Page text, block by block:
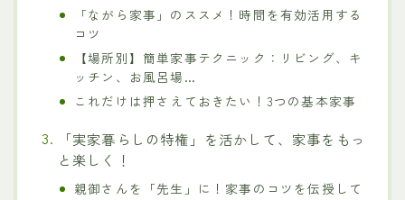
「ながら家事」のススメ！時間を有効活用する
コツ
【場所別】簡単家事テクニック：リビング、キ
ッチン、お風呂場…
これだけは押さえておきたい！3つの基本家事
「実家暮らしの特権」を活かして、家事をもっ
と楽しく！
親御さんを「先生」に！家事のコツを伝授して